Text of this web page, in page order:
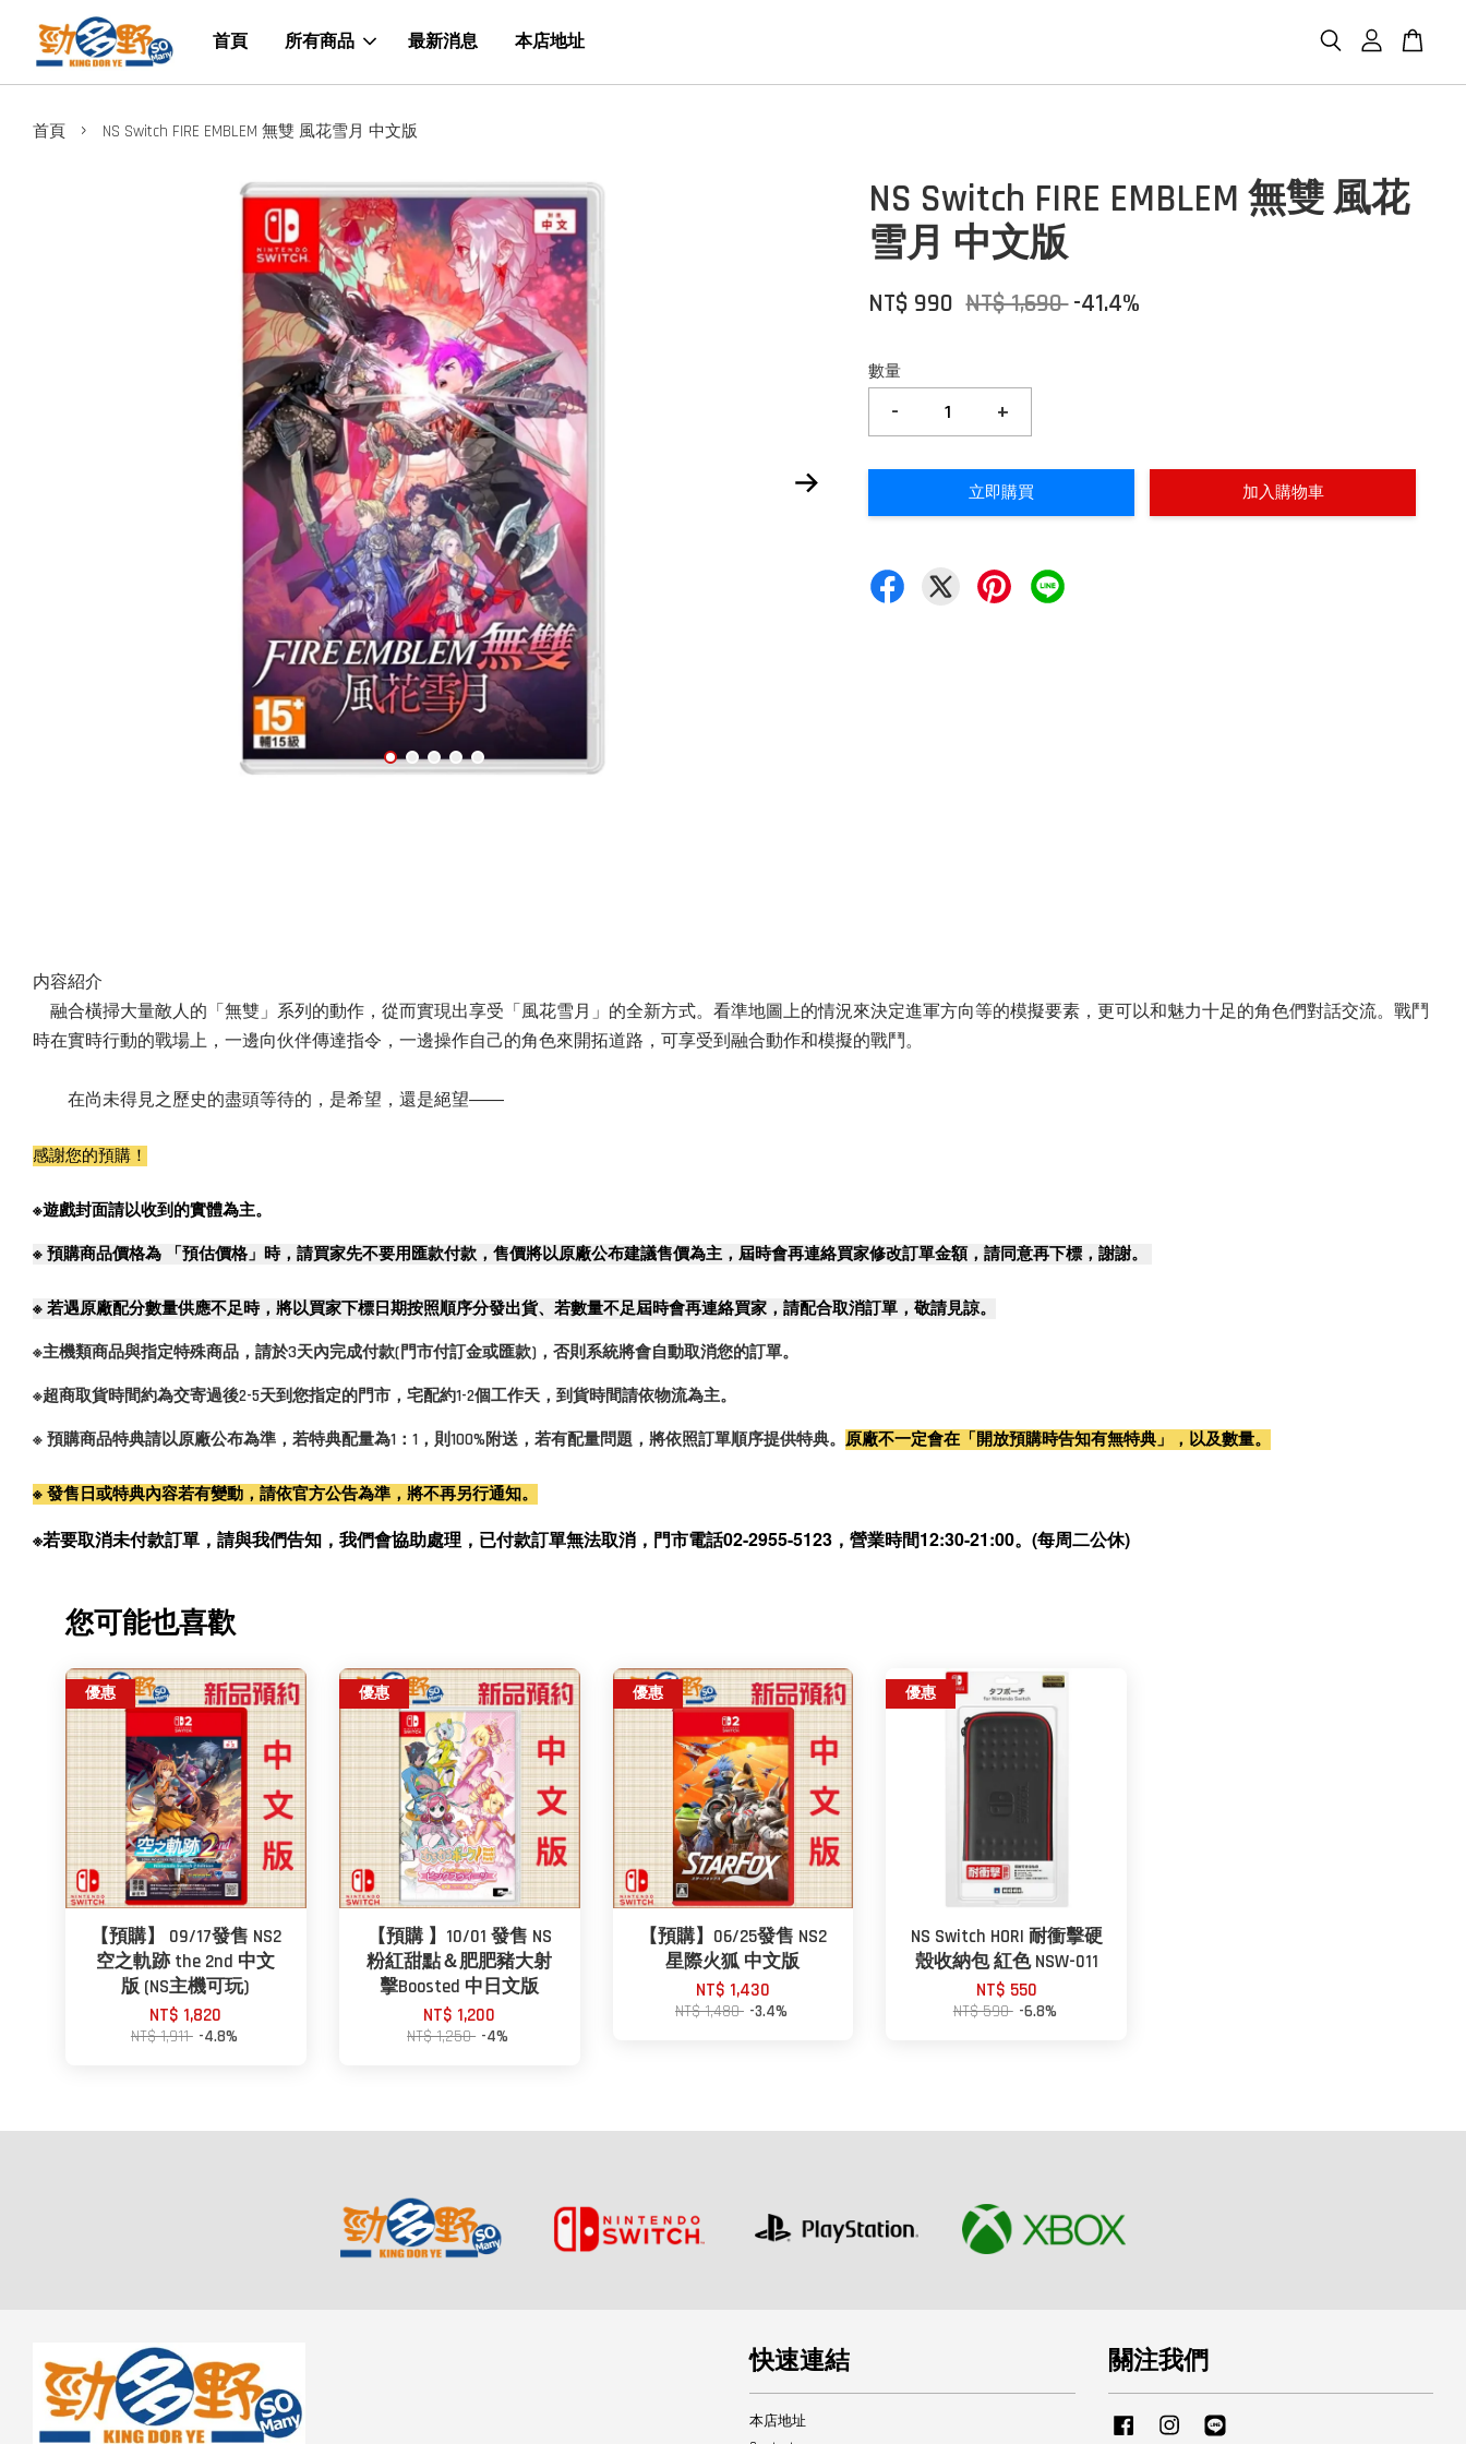
首頁 所有商品 最新消息 本店地址
首頁 › NS Switch FIRE EMBLEM 無雙 風花雪月 中文版
NS Switch FIRE EMBLEM 無雙 風花
雪月 中文版
NT$ 990 NT$ 1,690-41.4%
數量
- +
立即購買 加入購物車
内容紹介
融合橫掃大量敵人的「無雙」系列的動作，從而實現出享受「風花雪月」的全新方式。看準地圖上的情況來決定進軍方向等的模擬要素，更可以和魅力十足的角色們對話交流。戰鬥
時在實時行動的戰場上，一邊向伙伴傳達指令，一邊操作自己的角色來開拓道路，可享受到融合動作和模擬的戰鬥。
在尚未得見之歷史的盡頭等待的，是希望，還是絕望――
感謝您的預購！
※遊戲封面請以收到的實體為主。
※ 預購商品價格為 「預估價格」時，請買家先不要用匯款付款，售價將以原廠公布建議售價為主，屆時會再連絡買家修改訂單金額，請同意再下標，謝謝。
※ 若遇原廠配分數量供應不足時，將以買家下標日期按照順序分發出貨、若數量不足屆時會再連絡買家，請配合取消訂單，敬請見諒。
※主機類商品與指定特殊商品，請於3天內完成付款(門市付訂金或匯款)，否則系統將會自動取消您的訂單。
※超商取貨時間約為交寄過後2-5天到您指定的門市，宅配約1-2個工作天，到貨時間請依物流為主。
※ 預購商品特典請以原廠公布為準，若特典配量為1：1，則100%附送，若有配量問題，將依照訂單順序提供特典。 原廠不一定會在「開放預購時告知有無特典」，以及數量。
※ 發售日或特典內容若有變動，請依官方公告為準，將不再另行通知。
※若要取消未付款訂單，請與我們告知，我們會協助處理，已付款訂單無法取消，門市電話02-2955-5123，營業時間12:30-21:00。(每周二公休)
您可能也喜歡
優惠
【預購】 09/17發售 NS2
空之軌跡 the 2nd 中文
版 (NS主機可玩)
NT$ 1,820
NT$ 1,911 -4.8%
優惠
【預購 】10/01 發售 NS
粉紅甜點＆肥肥豬大射
擊Boosted 中日文版
NT$ 1,200
NT$ 1,250 -4%
優惠
【預購】06/25發售 NS2
星際火狐 中文版
NT$ 1,430
NT$ 1,480 -3.4%
優惠
NS Switch HORI 耐衝擊硬
殼收納包 紅色 NSW-011
NT$ 550
NT$ 590 -6.8%
快速連結
本店地址
關注我們
Facebook Instagram